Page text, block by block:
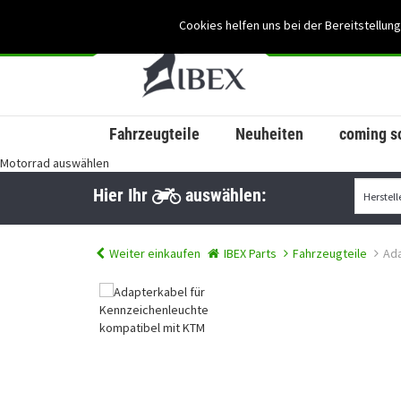
Cookies helfen uns bei der
Fahrzeugteile Neuheiten coming
Motorrad auswählen
Hier Ihr auswählen:
Weiter einkaufen IBEX Parts Fahrzeugteile